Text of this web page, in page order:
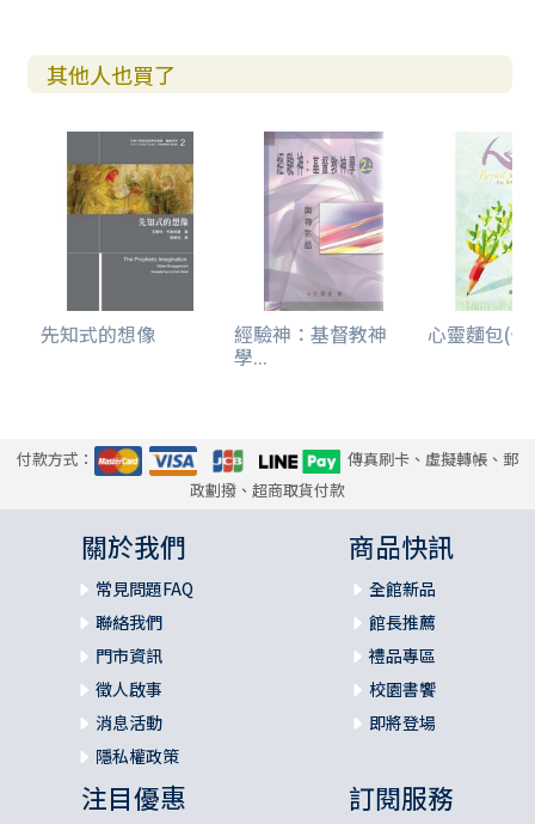
其他人也買了
先知式的想像 經驗神：基督教神
學...
心靈麵包(
付款方式：
傳真刷卡、虛擬轉帳、郵
政劃撥、超商取貨付款
關於我們
常見問題FAQ
聯絡我們
門市資訊
徵人啟事
消息活動
隱私權政策
商品快訊
全館新品
館長推薦
禮品專區
校園書饗
即將登場
注目優惠 訂閱服務